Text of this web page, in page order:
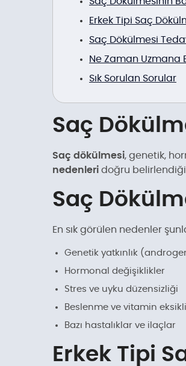
Erkek Tipi Saç
Saç Dökülmesi
Ne Zaman Uzmana
Sık Sorulan Sorular
Saç
Saç dökülmesi, genetik,
nedenleri doğru
Saç
En sık görülen nedenler
Genetik yatkınlık
Hormonal değişiklikler
Stres ve uyku düzensizliği
Beslenme ve vitamin
Bazı hastalıklar ve ilaçlar
Erkek Tipi